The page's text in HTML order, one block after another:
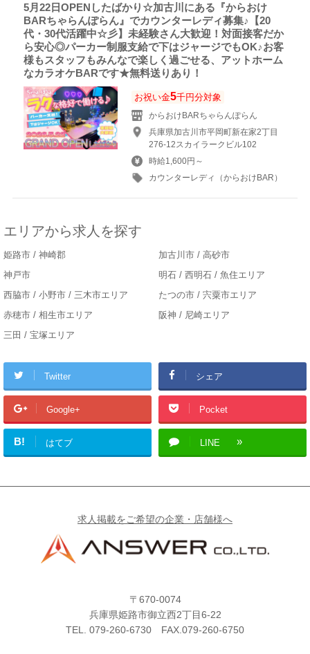
5月22日OPENしたばかり☆加古川にある『からおけ
BARちゃらんぽらん』でカウンターレディ募集♪【20
代・30代活躍中☆彡】未経験さん大歓迎！対面接客だか
ら安心◎パーカー制服支給で下はジャージでもOK♪お客
様もスタッフもみんなで楽しく過ごせる、アットホーム
なカラオケBARです★無料送りあり！
お祝い金5千円分対象
からおけBARちゃらんぽらん
兵庫県加古川市平岡町新在家2丁目
276-12スカイラークビル102
時給1,600円～
カウンターレディ（からおけBAR）
エリアから求人を探す
姫路市 / 神崎郡
加古川市 / 高砂市
神戸市
明石 / 西明石 / 魚住エリア
西脇市 / 小野市 / 三木市エリア
たつの市 / 宍粟市エリア
赤穂市 / 相生市エリア
阪神 / 尼崎エリア
三田 / 宝塚エリア
Twitter シェア
Google+ Pocket
B! はてブ LINE
求人掲載をご希望の企業・店舗様へ
〒670-0074
兵庫県姫路市御立西2丁目6-22
TEL. 079-260-6730 FAX.079-260-6750